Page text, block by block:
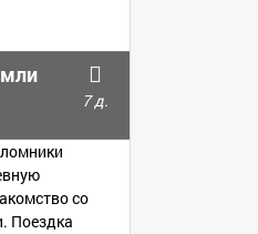
7 д.
со
Поездка